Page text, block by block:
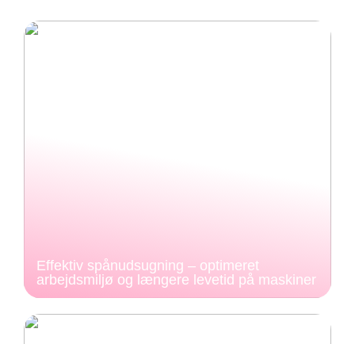
Effektiv spånudsugning – optimeret
arbejdsmiljø og længere levetid på maskiner